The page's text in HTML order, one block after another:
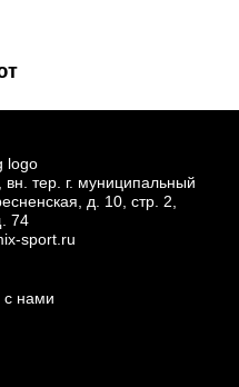
тер. г. муниципальный
д.
10, стр. 2,
74
sport.ru
с нами